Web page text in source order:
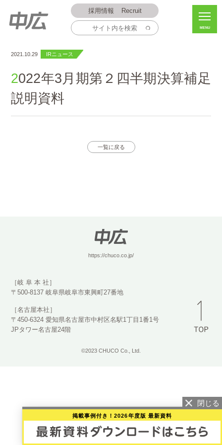
採用情報 Recruit
MENU
2021.10.29 IRニュース
2022年3月期第２四半期決算補足
説明資料
一覧に戻る
https://chuco.co.jp/
［岐 阜 本 社］
〒500-8137 岐阜県岐阜市東興町27番地
［名古屋本社］
〒450-6324 愛知県名古屋市中村区名駅1丁目1番1号
JPタワー名古屋24階
©2023 CHUCO Co., Ltd.
掲載事例付き！2026年度版 最新資料